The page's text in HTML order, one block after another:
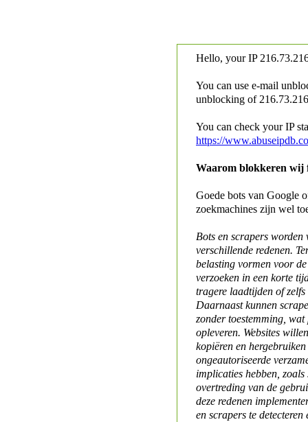
Hello, your IP
You can use e-mail
unblocking of
You can check your IP
https://
Waarom blokkeren wij
Goede bots van Google
zoekmachines zijn wel
Bots en scrapers worden
verschillende redenen.
belasting vormen voor
verzoeken in een korte
tragere laadtijden of
Daarnaast kunnen
zonder toestemming,
opleveren. Websites
kopiëren en
ongeautoriseerde
implicaties hebben,
overtreding van de
deze redenen
en scrapers te detecteren